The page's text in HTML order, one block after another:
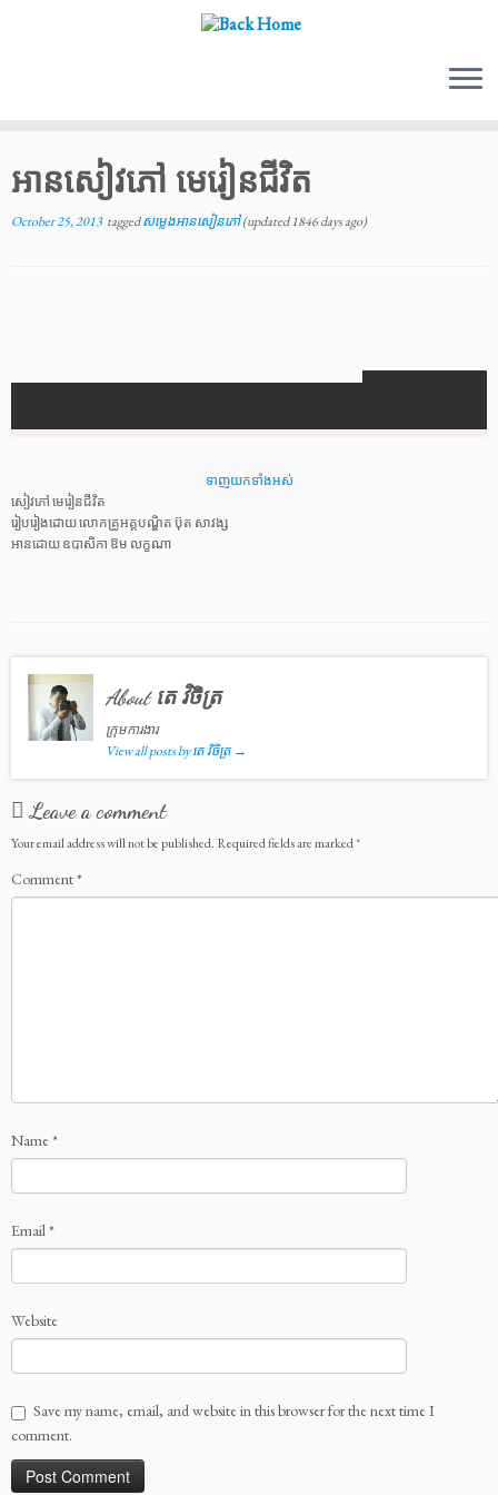
content
អានសៀវភៅ មេរៀនជីវិត
October 25, 2013taggedសម្លេងអានសៀនភៅ(updated 1846 days ago)
ទាញយកទាំងអស់
សៀវភៅ មេរៀនជីវិត
រៀបរៀងដោយ លោកគ្រូអគ្គបណ្ឌិត ប៊ុត សាវង្ស
អានដោយ ឧបាសិកា ឱម លក្ខណា
About តេ វិចិត្រ
ក្រុមការងារ
View all posts by តេ វិចិត្រ →
Leave a comment
Your email address will not be published. Required fields are marked*
Comment*
Name*
Email*
Website
Save my name, email, and website in this browser for the next time I
comment.